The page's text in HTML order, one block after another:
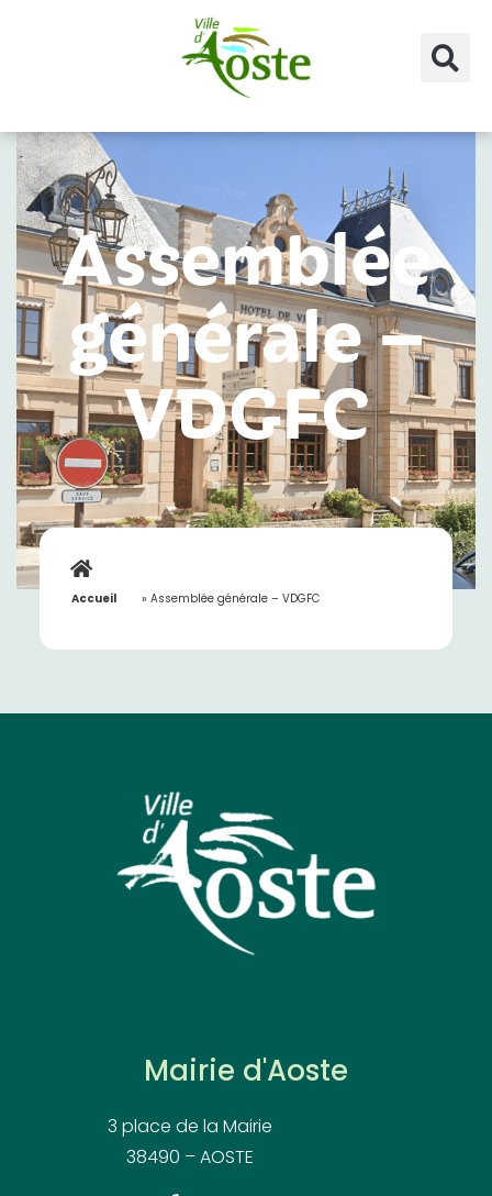
Assemblée
générale –
VDGFC
Accueil »Assemblée générale – VDGFC
Mairie d'Aoste
3 place de la Mairie
38490 – AOSTE